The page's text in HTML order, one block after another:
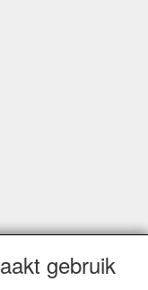
gebruik